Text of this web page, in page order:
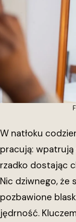
W natłoku
pracują: wpatrują
rzadko dostając
Nic dziwnego, że
pozbawione
jędrność.